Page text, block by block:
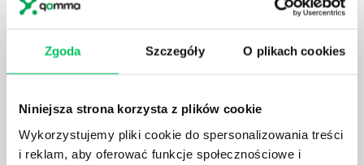
Zgoda Szczegóły O plikach cookies
Niniejsza strona korzysta z plików cookie
Wykorzystujemy pliki cookie do spersonalizowania treści
i reklam, aby oferować funkcje społecznościowe i
W związku z ogromnym rozwojem dzisiejszego
które mają za zadanie poprawić poszczególne
wprowadzenie dąży do ujednolicenia jakości